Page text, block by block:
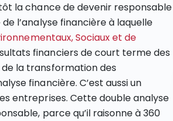
la chance de devenir responsable
l’analyse financière à laquelle
Sociaux et de
financiers de court terme des
la transformation des
financière. C’est aussi un
entreprises. Cette double analyse
parce qu’il raisonne à 360